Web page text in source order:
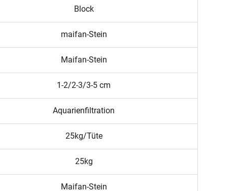
Block
maifan-Stein
Maifan-Stein
1-2/2-3/3-5 cm
Aquarienfiltration
25kg/Tüte
25kg
Maifan-Stein